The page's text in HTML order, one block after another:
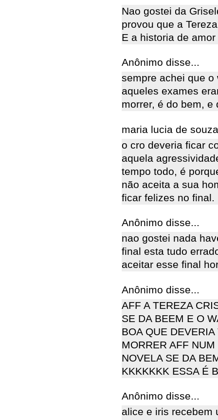
Nao gostei da
provou que a
E a historia de
Anônimo disse...
sempre achei que
aqueles exames
morrer, é do bem, e
maria lucia de
o cro deveria ficar
aquela
tempo todo, é
não aceita a sua
ficar felizes no final.
Anônimo disse...
nao gostei nada
final esta tudo
aceitar esse final
Anônimo disse...
AFF A TEREZA
SE DA BEEM E O
BOA QUE
MORRER AFF
NOVELA SE DA
KKKKKKK ESSA É
Anônimo disse...
alice e iris recebem